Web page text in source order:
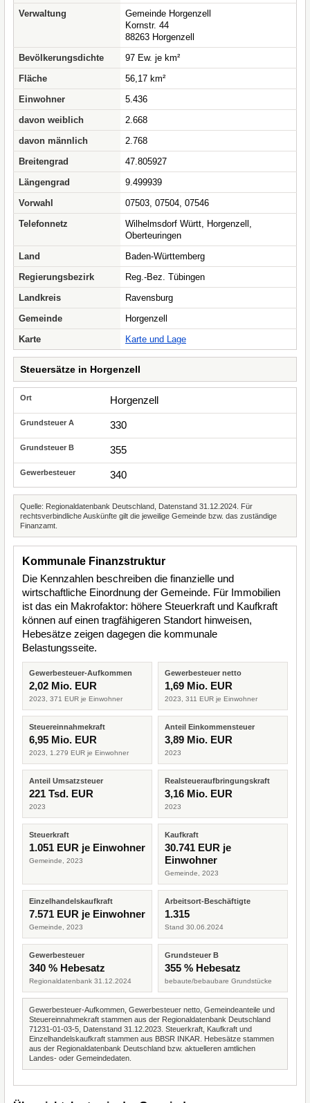
Verwaltung
Gemeinde Horgenzell
Kornstr. 44
88263 Horgenzell
Bevölkerungsdichte
97 Ew. je km²
Fläche
56,17 km²
Einwohner
5.436
davon weiblich
2.668
davon männlich
2.768
Breitengrad
47.805927
Längengrad
9.499939
Vorwahl
07503, 07504, 07546
Telefonnetz
Wilhelmsdorf Württ, Horgenzell,
Oberteuringen
Land
Baden-Württemberg
Regierungsbezirk
Reg.-Bez. Tübingen
Landkreis
Ravensburg
Gemeinde
Horgenzell
Karte
Karte und Lage
Steuersätze in Horgenzell
Horgenzell
330
355
340
Quelle: Regionaldatenbank Deutschland, Datenstand 31.12.2024. Für
rechtsverbindliche Auskünfte gilt die jeweilige Gemeinde bzw. das zuständige
Finanzamt.
Kommunale Finanzstruktur
Die Kennzahlen beschreiben die finanzielle und
wirtschaftliche Einordnung der Gemeinde. Für Immobilien
ist das ein Makrofaktor: höhere Steuerkraft und Kaufkraft
können auf einen tragfähigeren Standort hinweisen,
Hebesätze zeigen dagegen die kommunale
Belastungsseite.
Gewerbesteuer-Aufkommen
2,02 Mio. EUR
2023, 371 EUR je Einwohner
Gewerbesteuer netto
1,69 Mio. EUR
2023, 311 EUR je Einwohner
Steuereinnahmekraft
6,95 Mio. EUR
2023, 1.279 EUR je Einwohner
Anteil Einkommensteuer
3,89 Mio. EUR
2023
Anteil Umsatzsteuer
221 Tsd. EUR
2023
Realsteueraufbringungskraft
3,16 Mio. EUR
2023
Steuerkraft
1.051 EUR je Einwohner
Gemeinde, 2023
Kaufkraft
30.741 EUR je
Einwohner
Gemeinde, 2023
Einzelhandelskaufkraft
7.571 EUR je Einwohner
Gemeinde, 2023
Arbeitsort-Beschäftigte
1.315
Stand 30.06.2024
Gewerbesteuer
340 % Hebesatz
Regionaldatenbank 31.12.2024
Grundsteuer B
355 % Hebesatz
bebaute/bebaubare Grundstücke
Gewerbesteuer-Aufkommen, Gewerbesteuer netto, Gemeindeanteile und
Steuereinnahmekraft stammen aus der Regionaldatenbank Deutschland
71231-01-03-5, Datenstand 31.12.2023. Steuerkraft, Kaufkraft und
Einzelhandelskaufkraft stammen aus BBSR INKAR. Hebesätze stammen
aus der Regionaldatenbank Deutschland bzw. aktuelleren amtlichen
Landes- oder Gemeindedaten.